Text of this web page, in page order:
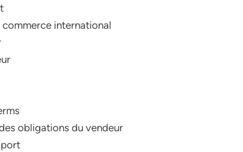
international
obligations du vendeur